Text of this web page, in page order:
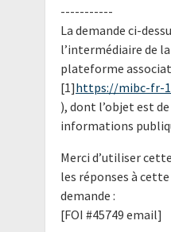
-----------
La demande ci-
l’intermédiaire de la
plateforme
[1]https://mibc-fr-
), dont l’objet est
informations
Merci d’utiliser
les réponses à cette
demande :
[FOI #45749 email]